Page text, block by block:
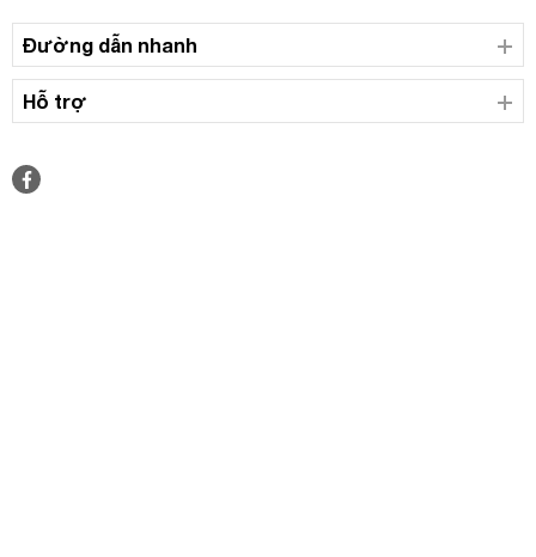
Đường dẫn nhanh
Hỗ trợ